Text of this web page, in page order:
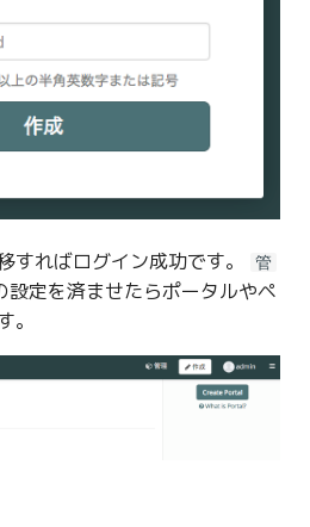
すればログイン成功です。
管
設定を済ませたらポータルやペ
。